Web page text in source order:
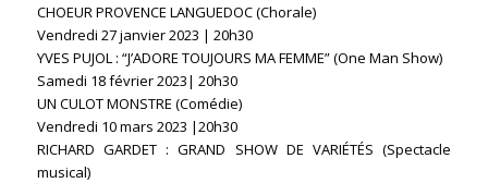
CHOEUR PROVENCE LANGUEDOC (Chorale)
Vendredi 27 janvier 2023 | 20h30
YVES PUJOL : “J’ADORE TOUJOURS MA FEMME” (One Man Show)
Samedi 18 février 2023| 20h30
UN CULOT MONSTRE (Comédie)
Vendredi 10 mars 2023 |20h30
RICHARD GARDET : GRAND SHOW DE VARIÉTÉS (Spectacle
musical)